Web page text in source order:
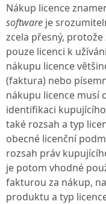
Nákup licence
software je
zcela přesný,
pouze licenci k
nákupu licence
(faktura) nebo
nákupu licence musí
identifikaci
také rozsah a typ
obecné licenční
rozsah práv
je potom vhodné
fakturou za nákup,
produktu a typ